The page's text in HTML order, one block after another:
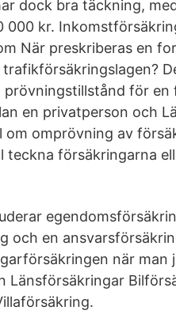
dock bra täckning,
000 kr.
När preskriberas en
prövningstillstånd för
en privatperson och
omprövning av
teckna försäkringarna
och en
när man
Länsförsäkringar